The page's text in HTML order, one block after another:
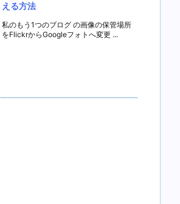
える方法
私のもう1つのブログ の画像の保管場所
をFlickrからGoogleフォトへ変更 ...